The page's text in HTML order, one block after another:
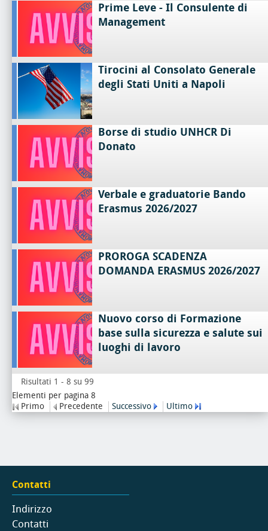
Prime Leve - Il Consulente di
Management
Tirocini al Consolato Generale
degli Stati Uniti a Napoli
Borse di studio UNHCR Di
Donato
Verbale e graduatorie Bando
Erasmus 2026/2027
PROROGA SCADENZA
DOMANDA ERASMUS 2026/2027
Nuovo corso di Formazione
base sulla sicurezza e salute sui
luoghi di lavoro
Risultati 1 - 8 su 99
Elementi per pagina 8
Primo
Precedente Successivo Ultimo
Contatti
Indirizzo
Contatti